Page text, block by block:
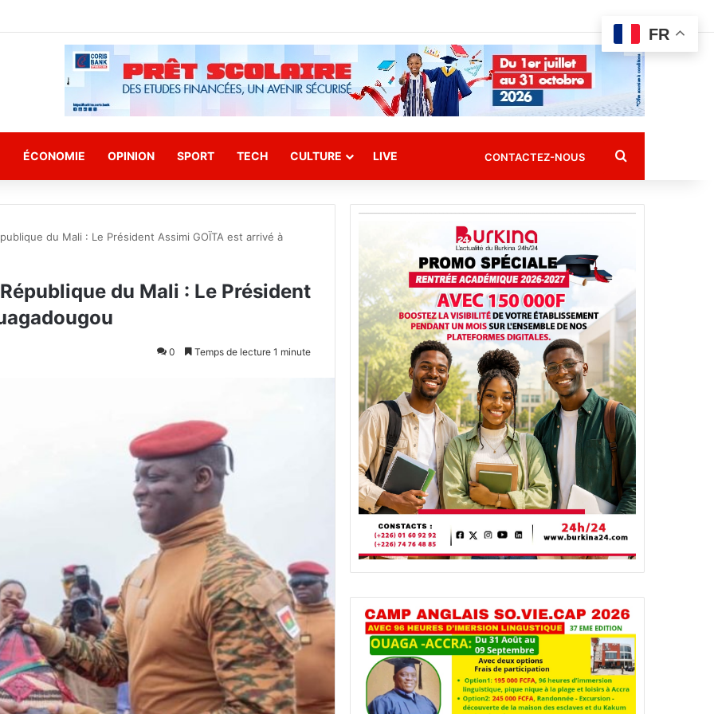
ÉCONOMIE OPINION SPORT TECH CULTURE LIVE CONTACTEZ-NOUS Rechercher
du Mali : Le Président Assimi GOÏTA est arrivé à
du Mali : Le Président
0 Temps de lecture 1 minute
FR